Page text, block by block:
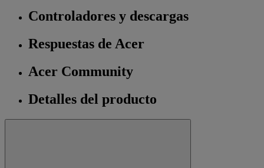
Controladores y descargas
Respuestas de Acer
Acer Community
Detalles del producto